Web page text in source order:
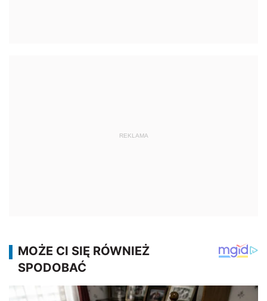
REKLAMA